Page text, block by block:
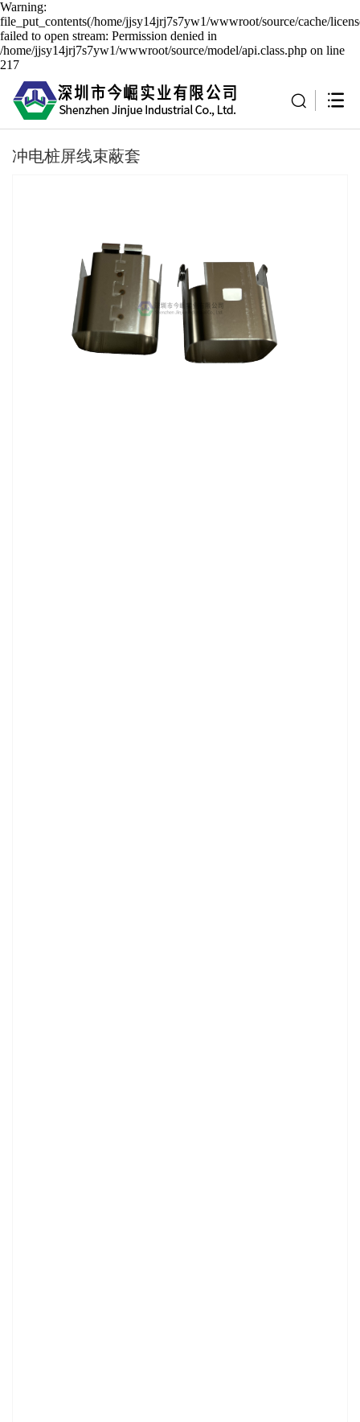
Warning:
file_put_contents(/home/jjsy14jrj7s7yw1/wwwroot/source/cache/
failed to open stream: Permission denied in
/home/jjsy14jrj7s7yw1/wwwroot/source/model/api.class.php on line
217
冲电桩屏线束蔽套